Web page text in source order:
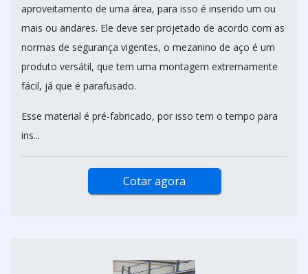
aproveitamento de uma área, para isso é inserido um ou
mais ou andares. Ele deve ser projetado de acordo com as
normas de segurança vigentes, o mezanino de aço é um
produto versátil, que tem uma montagem extremamente
fácil, já que é parafusado.
Esse material é pré-fabricado, por isso tem o tempo para
ins...
Cotar agora